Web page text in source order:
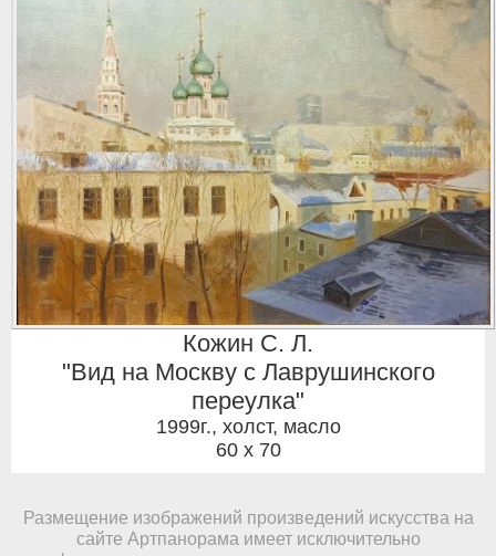
Кожин С. Л.
"Вид на Москву с Лаврушинского
переулка"
1999г., холст, масло
60 x 70
Размещение изображений произведений искусства на
сайте Артпанорама имеет исключительно